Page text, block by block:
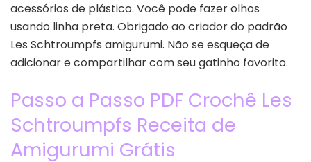
acessórios de plástico. Você pode fazer olhos
usando linha preta. Obrigado ao criador do padrão
Les Schtroumpfs amigurumi. Não se esqueça de
adicionar e compartilhar com seu gatinho favorito.
Passo a Passo PDF Crochê Les
Schtroumpfs Receita de
Amigurumi Grátis